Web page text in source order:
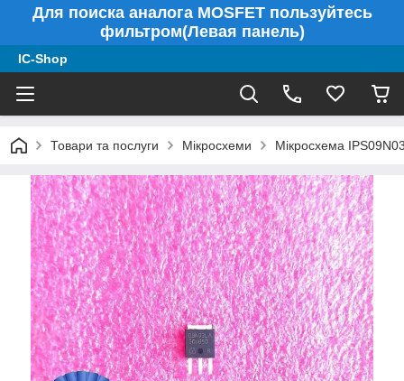
Для поиска аналога MOSFET пользуйтесь
фильтром(Левая панель)
IC-Shop
Товари та послуги Мікросхеми Мікросхема